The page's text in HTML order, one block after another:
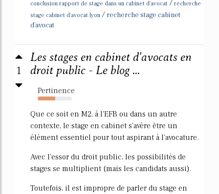
conclusion rapport de stage dans un cabinet d'avocat / recherche
stage cabinet d'avocat lyon / recherche stage cabinet
d'avocat
1
Les stages en cabinet d'avocats en
droit public - Le blog ...
Pertinence
51%
Que ce soit en M2, à l'EFB ou dans un autre
contexte, le stage en cabinet s'avère être un
élément essentiel pour tout aspirant à l'avocature.
Avec l'essor du droit public, les possibilités de
stages se multiplient (mais les candidats aussi).
Toutefois, il est impropre de parler du stage en